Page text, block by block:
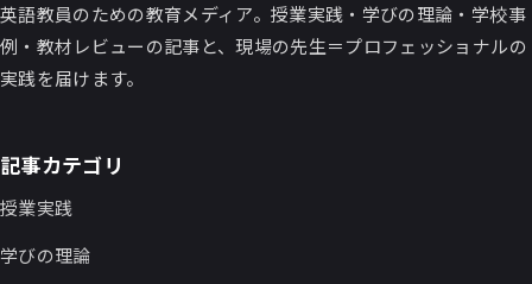
英語教員のための教育メディア。授業実践・学びの理論・学校事
例・教材レビューの記事と、現場の先生＝プロフェッショナルの
実践を届けます。
記事カテゴリ
授業実践
学びの理論